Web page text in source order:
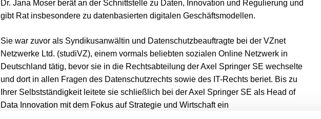
Dr. Jana Moser berät an der Schnittstelle zu Daten, Innovation und Regulierung und
gibt Rat insbesondere zu datenbasierten digitalen Geschäftsmodellen.
Sie war zuvor als Syndikusanwältin und Datenschutzbeauftragte bei der VZnet
Netzwerke Ltd. (studiVZ), einem vormals beliebten sozialen Online Netzwerk in
Deutschland tätig, bevor sie in die Rechtsabteilung der Axel Springer SE wechselte
und dort in allen Fragen des Datenschutzrechts sowie des IT-Rechts beriet. Bis zu
Ihrer Selbstständigkeit leitete sie schließlich bei der Axel Springer SE als Head of
Data Innovation mit dem Fokus auf Strategie und Wirtschaft ein